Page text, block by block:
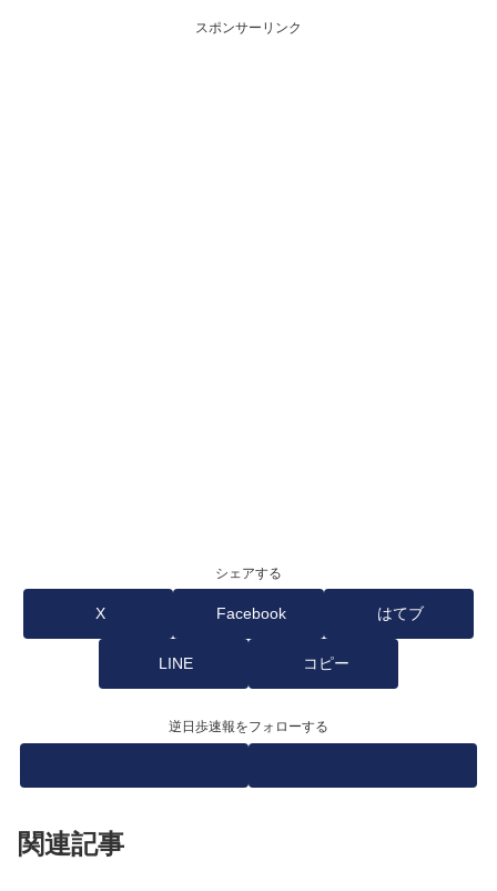
スポンサーリンク
シェアする
X Facebook はてブ
LINE コピー
逆日歩速報をフォローする
関連記事